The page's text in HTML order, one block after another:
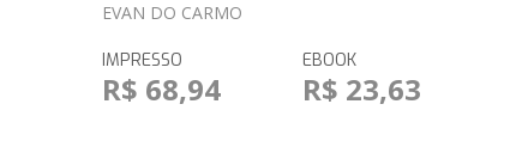
EVAN DO CARMO
IMPRESSO
R$ 68,94
EBOOK
R$ 23,63